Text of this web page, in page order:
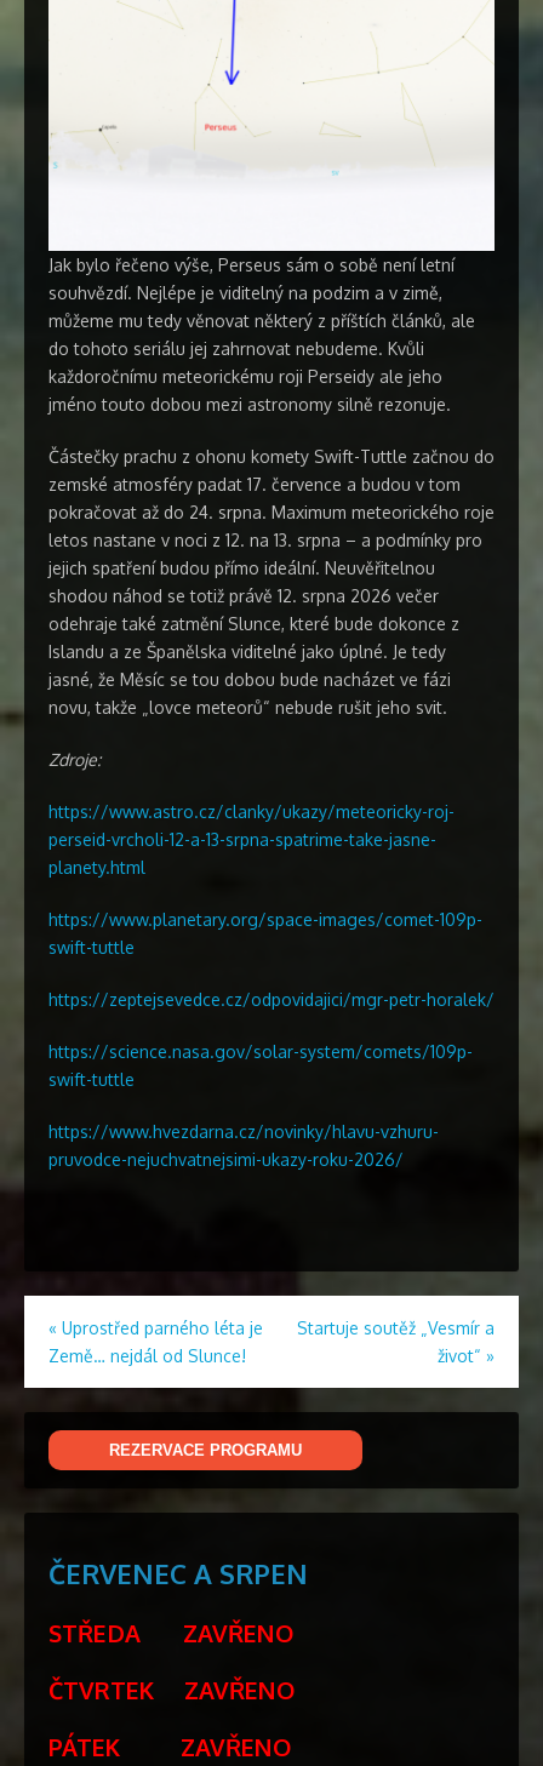
Jak bylo řečeno výše, Perseus sám o sobě není letní
souhvězdí. Nejlépe je viditelný na podzim a v zimě,
můžeme mu tedy věnovat některý z příštích článků, ale
do tohoto seriálu jej zahrnovat nebudeme. Kvůli
každoročnímu meteorickému roji Perseidy ale jeho
jméno touto dobou mezi astronomy silně rezonuje.
Částečky prachu z ohonu komety Swift-Tuttle začnou do
zemské atmosféry padat 17. července a budou v tom
pokračovat až do 24. srpna. Maximum meteorického roje
letos nastane v noci z 12. na 13. srpna – a podmínky pro
jejich spatření budou přímo ideální. Neuvěřitelnou
shodou náhod se totiž právě 12. srpna 2026 večer
odehraje také zatmění Slunce, které bude dokonce z
Islandu a ze Španělska viditelné jako úplné. Je tedy
jasné, že Měsíc se tou dobou bude nacházet ve fázi
novu, takže „lovce meteorů“ nebude rušit jeho svit.
Zdroje:
https://www.astro.cz/clanky/ukazy/meteoricky-roj-
perseid-vrcholi-12-a-13-srpna-spatrime-take-jasne-
planety.html
https://www.planetary.org/space-images/comet-109p-
swift-tuttle
https://zeptejsevedce.cz/odpovidajici/mgr-petr-horalek/
https://science.nasa.gov/solar-system/comets/109p-
swift-tuttle
https://www.hvezdarna.cz/novinky/hlavu-vzhuru-
pruvodce-nejuchvatnejsimi-ukazy-roku-2026/
Navigace
pro
« Uprostřed parného léta je
Země… nejdál od Slunce!
Startuje soutěž „Vesmír a
život“ »
REZERVACE PROGRAMU
ČERVENEC A SRPEN
STŘEDA ZAVŘENO
ČTVRTEK ZAVŘENO
PÁTEK ZAVŘENO